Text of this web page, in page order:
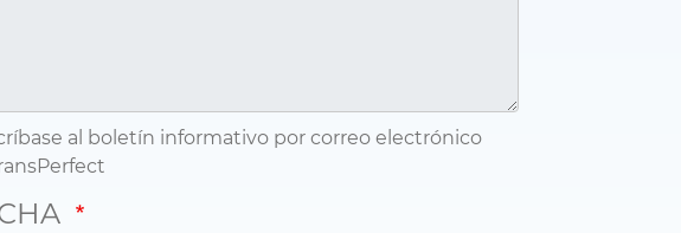
al boletín informativo por correo electrónico